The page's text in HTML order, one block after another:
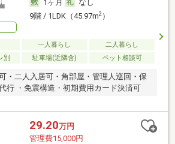
1ヶ月
なし
9階 / 1LDK（45.97m2）
一人暮らし
二人暮らし
別
駐車場(近隣含) ペット相談可
・二人入居可・角部屋・管理人巡回・保
行 ・免震構造・初期費用カード決済可
29.20万円
管理費15,000円